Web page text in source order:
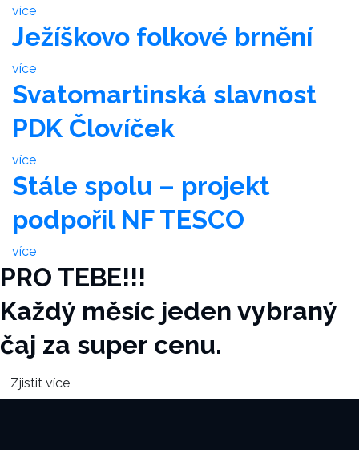
více
Ježíškovo folkové brnění
více
Svatomartinská slavnost
PDK Človíček
více
Stále spolu – projekt
podpořil NF TESCO
více
PRO TEBE!!!
Každý měsíc jeden vybraný
čaj za super cenu.
Zjistit více